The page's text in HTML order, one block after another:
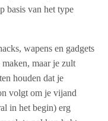
basis van het type
wapens en gadgets
maar je zult
houden dat je
volgt om je vijand
in het begin) erg